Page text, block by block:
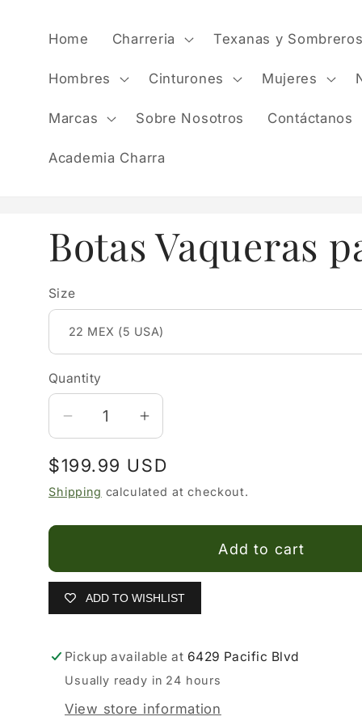
content
Home Charreria Texanas y Sombreros
Hombres Cinturones Mujeres
Marcas Sobre Nosotros Contáctanos
Academia Charra
Botas Vaqueras
Size
Quantity
Decrease
for
Botas
para
Increase
for
Botas
para
Regular
price
$199.99 USD
Shipping calculated at checkout.
Add to cart
ADD TO WISHLIST
Pickup available at 6429 Pacific Blvd
Usually ready in 24 hours
View store information